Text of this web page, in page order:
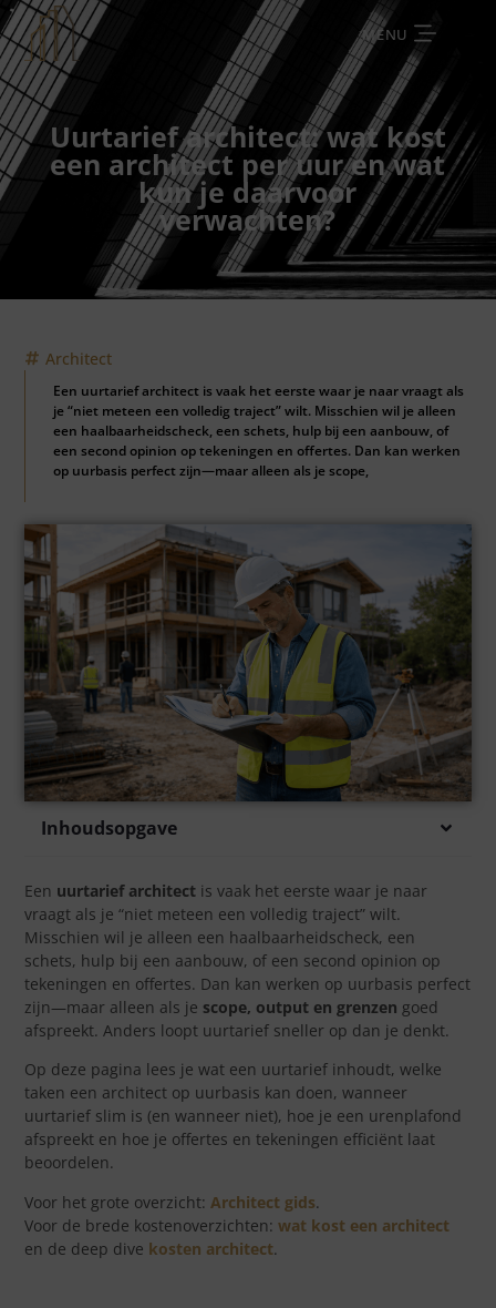
MENU
Uurtarief architect: wat kost
een architect per uur en wat
kun je daarvoor
verwachten?
Architect
Een uurtarief architect is vaak het eerste waar je naar vraagt als
je “niet meteen een volledig traject” wilt. Misschien wil je alleen
een haalbaarheidscheck, een schets, hulp bij een aanbouw, of
een second opinion op tekeningen en offertes. Dan kan werken
op uurbasis perfect zijn—maar alleen als je scope,
Inhoudsopgave
Een uurtarief architect is vaak het eerste waar je naar
vraagt als je “niet meteen een volledig traject” wilt.
Misschien wil je alleen een haalbaarheidscheck, een
schets, hulp bij een aanbouw, of een second opinion op
tekeningen en offertes. Dan kan werken op uurbasis perfect
zijn—maar alleen als je scope, output en grenzen goed
afspreekt. Anders loopt uurtarief sneller op dan je denkt.
Op deze pagina lees je wat een uurtarief inhoudt, welke
taken een architect op uurbasis kan doen, wanneer
uurtarief slim is (en wanneer niet), hoe je een urenplafond
afspreekt en hoe je offertes en tekeningen efficiënt laat
beoordelen.
Voor het grote overzicht: Architect gids.
Voor de brede kostenoverzichten:wat kost een architect
en de deep dive kosten architect.